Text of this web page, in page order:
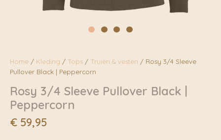
Home / Kleding / Tops / Truien & vesten / Rosy 3/4 Sleeve
Pullover Black | Peppercorn
Rosy 3/4 Sleeve Pullover Black |
Peppercorn
€ 59,95